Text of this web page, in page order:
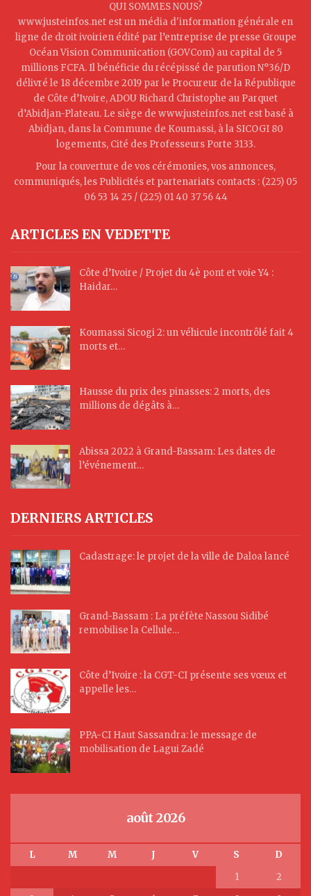
QUI SOMMES NOUS?
www.justeinfos.net est un média d'information générale en
ligne de droit ivoirien édité par l’entreprise de presse Groupe
Océan Vision Communication (GOVCom) au capital de 5
millions FCFA. Il bénéficie du récépissé de parution N°36/D
délivré le 18 décembre 2019 par le Procureur de la République
de Côte d’Ivoire, ADOU Richard Christophe au Parquet
d’Abidjan-Plateau. Le siège de www.justeinfos.net est basé à
Abidjan, dans la Commune de Koumassi, à la SICOGI 80
logements, Cité des Professeurs Porte 3133.
Pour la couverture de vos cérémonies, vos annonces,
communiqués, les Publicités et partenariats contacts : (225) 05
06 53 14 25 / (225) 01 40 37 56 44
ARTICLES EN VEDETTE
Côte d’Ivoire / Projet du 4è pont et voie Y4 :
Haidar…
Koumassi Sicogi 2: un véhicule incontrôlé fait 4
morts et…
Hausse du prix des pinasses: 2 morts, des
millions de dégâts à…
Abissa 2022 à Grand-Bassam: Les dates de
l’événement…
DERNIERS ARTICLES
Cadastrage: le projet de la ville de Daloa lancé
Grand-Bassam : La préfète Nassou Sidibé
remobilise la Cellule…
Côte d’Ivoire : la CGT-CI présente ses vœux et
appelle les…
PPA-CI Haut Sassandra: le message de
mobilisation de Lagui Zadé
août 2026
L M M J V S
D
1
2